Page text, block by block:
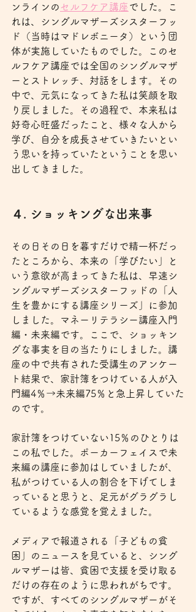
ンラインの セルフケア講座 でした。こ
れは、シングルマザーズシスターフッ
ド（当時はマドレボニータ）という団
体が実施していたものでした。このセ
ルフケア講座では全国のシングルマザ
ーとストレッチ、対話をします。その
中で、元気になってきた私は笑顔を取
り戻しました。その過程で、本来私は
好奇心旺盛だったこと、様々な人から
学び、自分を成長させていきたいとい
う思いを持っていたということを思い
出してきました。
４. ショッキングな出来事
その日その日を暮すだけで精一杯だっ
たところから、本来の「学びたい」と
いう意欲が高まってきた私は、早速シ
ングルマザーズシスターフッドの「人
生を豊かにする講座シリーズ」に参加
しました。マネーリテラシー講座入門
編・未来編です。ここで、ショッキン
グな事実を目の当たりにしました。講
座の中で共有された受講生のアンケー
ト結果で、家計簿をつけている人が入
門編4％→未来編75％と急上昇していた
のです。
家計簿をつけていない15％のひとりは
この私でした。ポーカーフェイスで未
来編の講座に参加はしていましたが、
私がつけている人の割合を下げてしま
っていると思うと、足元がグラグラし
ているような感覚を覚えました。
メディアで報道される「子どもの貧
困」のニュースを見ていると、シング
ルマザーは皆、貧困で支援を受け取る
だけの存在のように思われがちです。
ですが、すべてのシングルマザーがそ